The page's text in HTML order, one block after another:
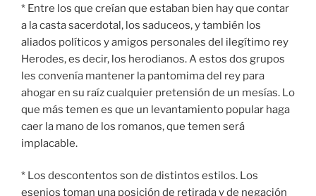
* Entre los que creían que estaban bien hay que contar
a la casta sacerdotal, los saduceos, y también los
aliados políticos y amigos personales del ilegítimo rey
Herodes, es decir, los herodianos. A estos dos grupos
les convenía mantener la pantomima del rey para
ahogar en su raíz cualquier pretensión de un mesías. Lo
que más temen es que un levantamiento popular haga
caer la mano de los romanos, que temen será
implacable.
* Los descontentos son de distintos estilos. Los
esenios toman una posición de retirada y de negación